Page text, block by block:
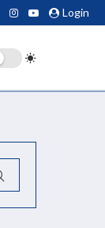
Login